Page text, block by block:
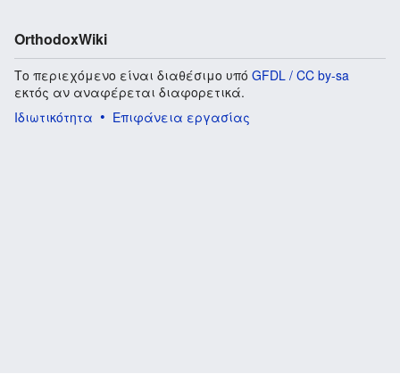
OrthodoxWiki
Το περιεχόμενο είναι διαθέσιμο υπό GFDL / CC by-sa
εκτός αν αναφέρεται διαφορετικά.
Ιδιωτικότητα
Επιφάνεια εργασίας